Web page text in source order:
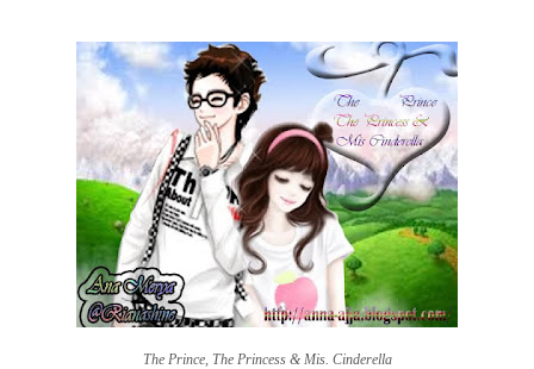
The Prince, The Princess & Mis. Cinderella